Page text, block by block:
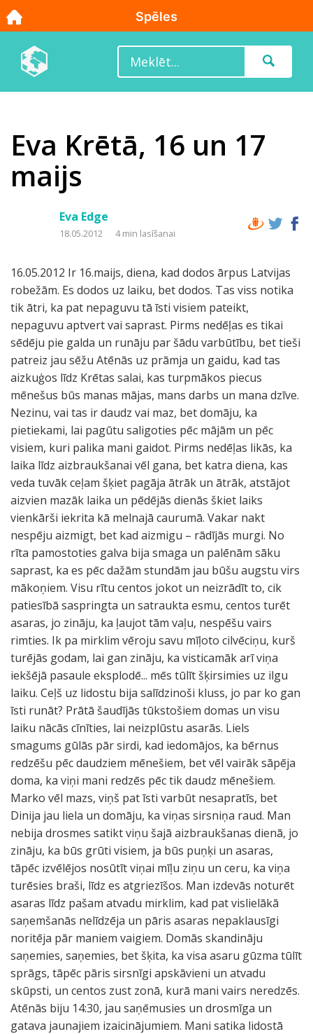
Eva Krētā, 16 un 17
maijs
Eva Edge
18.05.2012 4 min lasīšanai
16.05.2012 Ir 16.maijs, diena, kad dodos ārpus Latvijas
robežām. Es dodos uz laiku, bet dodos. Tas viss notika
tik ātri, ka pat nepaguvu tā īsti visiem pateikt,
nepaguvu aptvert vai saprast. Pirms nedēļas es tikai
sēdēju pie galda un runāju par šādu varbūtību, bet tieši
patreiz jau sēžu Atēnās uz prāmja un gaidu, kad tas
aizkuģos līdz Krētas salai, kas turpmākos piecus
mēnešus būs manas mājas, mans darbs un mana dzīve.
Nezinu, vai tas ir daudz vai maz, bet domāju, ka
pietiekami, lai pagūtu saligoties pēc mājām un pēc
visiem, kuri palika mani gaidot. Pirms nedēļas likās, ka
laika līdz aizbraukšanai vēl gana, bet katra diena, kas
veda tuvāk ceļam šķiet pagāja ātrāk un ātrāk, atstājot
aizvien mazāk laika un pēdējās dienās škiet laiks
vienkārši iekrita kā melnajā caurumā. Vakar nakt
nespēju aizmigt, bet kad aizmigu – rādījās murgi. No
rīta pamostoties galva bija smaga un palēnām sāku
saprast, ka es pēc dažām stundām jau būšu augstu virs
mākoņiem. Visu rītu centos jokot un neizrādīt to, cik
patiesībā saspringta un satraukta esmu, centos turēt
asaras, jo zināju, ka ļaujot tām vaļu, nespēšu vairs
rimties. Ik pa mirklim vēroju savu mīļoto cilvēciņu, kurš
turējās godam, lai gan zināju, ka visticamāk arī viņa
iekšējā pasaule eksplodē... mēs tūlīt šķirsimies uz ilgu
laiku. Ceļš uz lidostu bija salīdzinoši kluss, jo par ko gan
īsti runāt? Prātā šaudījās tūkstošiem domas un visu
laiku nācās cīnīties, lai neizplūstu asarās. Liels
smagums gūlās pār sirdi, kad iedomājos, ka bērnus
redzēšu pēc daudziem mēnešiem, bet vēl vairāk sāpēja
doma, ka viņi mani redzēs pēc tik daudz mēnešiem.
Marko vēl mazs, viņš pat īsti varbūt nesapratīs, bet
Dinija jau liela un domāju, ka viņas sirsniņa raud. Man
nebija drosmes satikt viņu šajā aizbraukšanas dienā, jo
zināju, ka būs grūti visiem, ja būs puņķi un asaras,
tāpēc izvēlējos nosūtīt viņai mīļu ziņu un ceru, ka viņa
turēsies braši, līdz es atgriezīšos. Man izdevās noturēt
asaras līdz pašam atvadu mirklim, kad pat vislielākā
saņemšanās nelīdzēja un pāris asaras nepaklausīgi
noritēja pār maniem vaigiem. Domās skandināju
saņemies, saņemies, bet šķita, ka visa asaru gūzma tūlīt
sprāgs, tāpēc pāris sirsnīgi apskāvieni un atvadu
skūpsti, un centos zust zonā, kurā mani vairs neredzēs.
Atēnās biju 14:30, jau saņēmusies un drosmīga un
gatava jaunajiem izaicinājumiem. Mani satika lidostā